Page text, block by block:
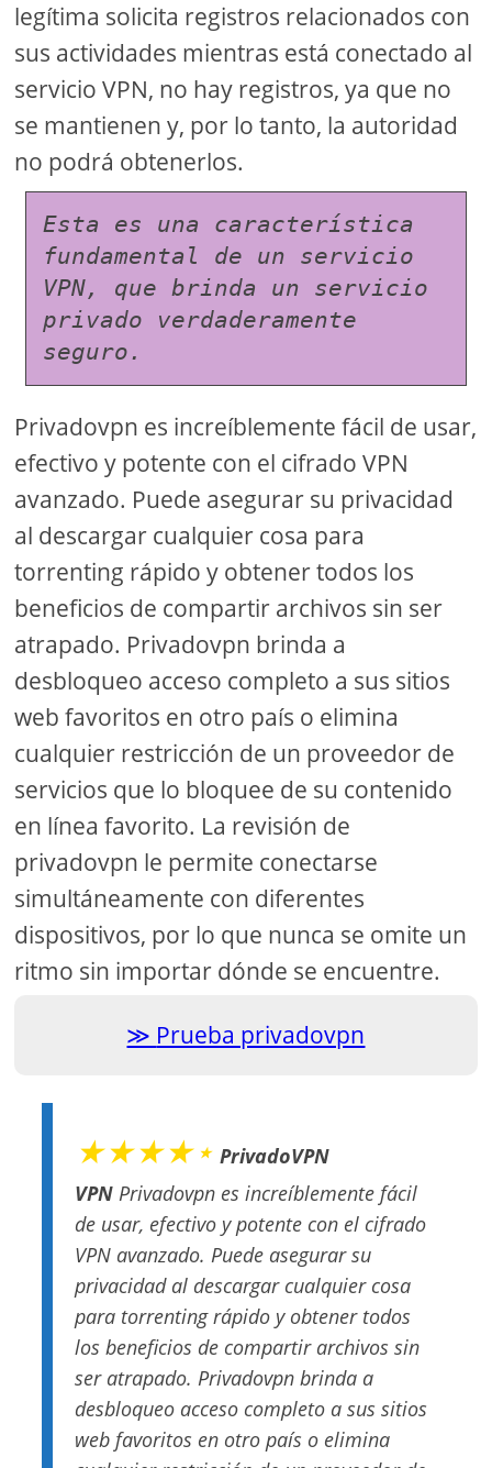
legítima solicita registros relacionados con
sus actividades mientras está conectado al
servicio VPN, no hay registros, ya que no
se mantienen y, por lo tanto, la autoridad
no podrá obtenerlos.
Esta es una característica
fundamental de un servicio
VPN, que brinda un servicio
privado verdaderamente
seguro.
Privadovpn es increíblemente fácil de usar,
efectivo y potente con el cifrado VPN
avanzado. Puede asegurar su privacidad
al descargar cualquier cosa para
torrenting rápido y obtener todos los
beneficios de compartir archivos sin ser
atrapado. Privadovpn brinda a
desbloqueo acceso completo a sus sitios
web favoritos en otro país o elimina
cualquier restricción de un proveedor de
servicios que lo bloquee de su contenido
en línea favorito. La revisión de
privadovpn le permite conectarse
simultáneamente con diferentes
dispositivos, por lo que nunca se omite un
ritmo sin importar dónde se encuentre.
Prueba privadovpn
★★★★⋆ PrivadoVPN
VPN Privadovpn es increíblemente fácil
de usar, efectivo y potente con el cifrado
VPN avanzado. Puede asegurar su
privacidad al descargar cualquier cosa
para torrenting rápido y obtener todos
los beneficios de compartir archivos sin
ser atrapado. Privadovpn brinda a
desbloqueo acceso completo a sus sitios
web favoritos en otro país o elimina